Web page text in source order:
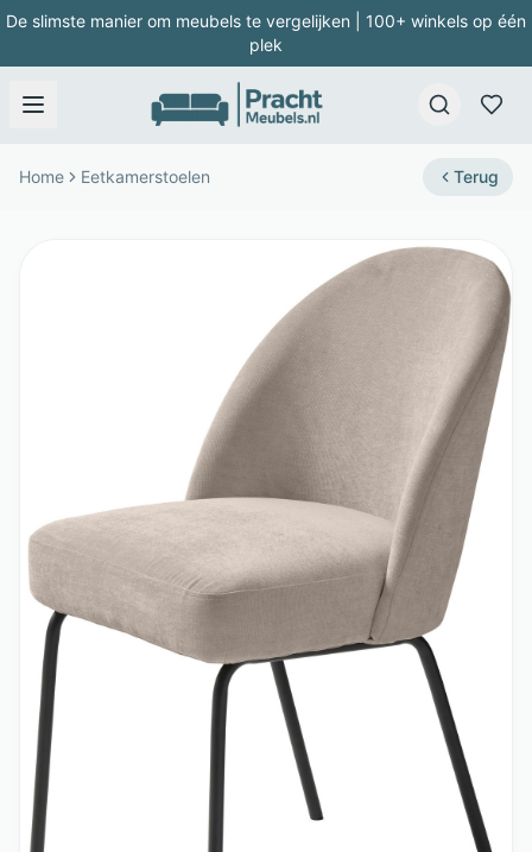
De slimste manier om meubels te vergelijken | 100+ winkels op één
plek
Home Eetkamerstoelen Terug